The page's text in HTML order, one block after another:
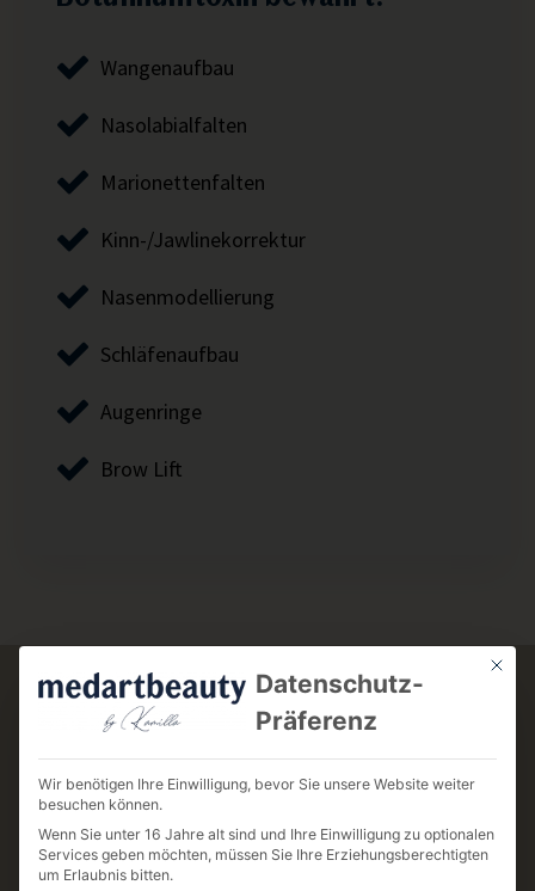
Wangenaufbau
Nasolabialfalten
Marionettenfalten
Kinn-/Jawlinekorrektur
Nasenmodellierung
Schläfenaufbau
Augenringe
Brow Lift
Ab wann ist eine Botox®-
Behandlung sinnvoll?
Der natürliche Alterungsprozess der Haut
Mit
Datenschutz-
Präferenz
Wir benötigen Ihre Einwilligung, bevor Sie unsere Website weiter
besuchen können.
Wenn Sie unter 16 Jahre alt sind und Ihre Einwilligung zu optionalen
Services geben möchten, müssen Sie Ihre Erziehungsberechtigten
um Erlaubnis bitten.